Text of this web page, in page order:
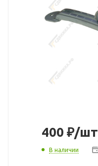
400 ₽/шт
В наличии